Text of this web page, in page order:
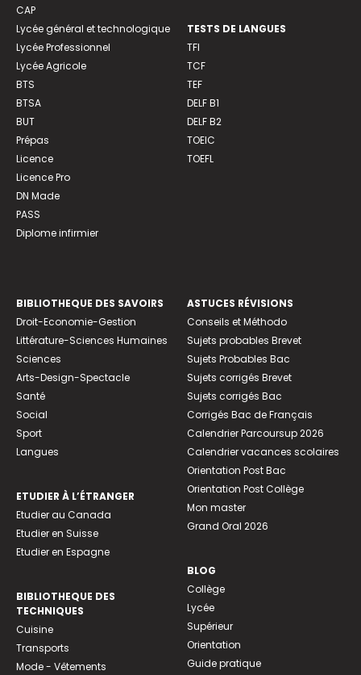
CAP
Lycée général et technologique
Lycée Professionnel
Lycée Agricole
BTS
BTSA
BUT
Prépas
Licence
Licence Pro
DN Made
PASS
Diplome infirmier
TESTS DE LANGUES
TFI
TCF
TEF
DELF B1
DELF B2
TOEIC
TOEFL
BIBLIOTHEQUE DES SAVOIRS
Droit-Economie-Gestion
Littérature-Sciences Humaines
Sciences
Arts-Design-Spectacle
Santé
Social
Sport
Langues
ETUDIER À L’ÉTRANGER
Etudier au Canada
Etudier en Suisse
Etudier en Espagne
BIBLIOTHEQUE DES
TECHNIQUES
Cuisine
Transports
Mode - Vêtements
ASTUCES RÉVISIONS
Conseils et Méthodo
Sujets probables Brevet
Sujets Probables Bac
Sujets corrigés Brevet
Sujets corrigés Bac
Corrigés Bac de Français
Calendrier Parcoursup 2026
Calendrier vacances scolaires
Orientation Post Bac
Orientation Post Collège
Mon master
Grand Oral 2026
BLOG
Collège
Lycée
Supérieur
Orientation
Guide pratique